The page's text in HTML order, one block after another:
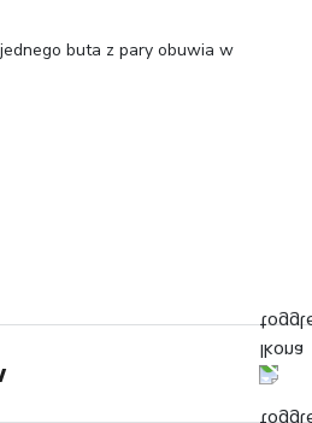
buta z pary obuwia w